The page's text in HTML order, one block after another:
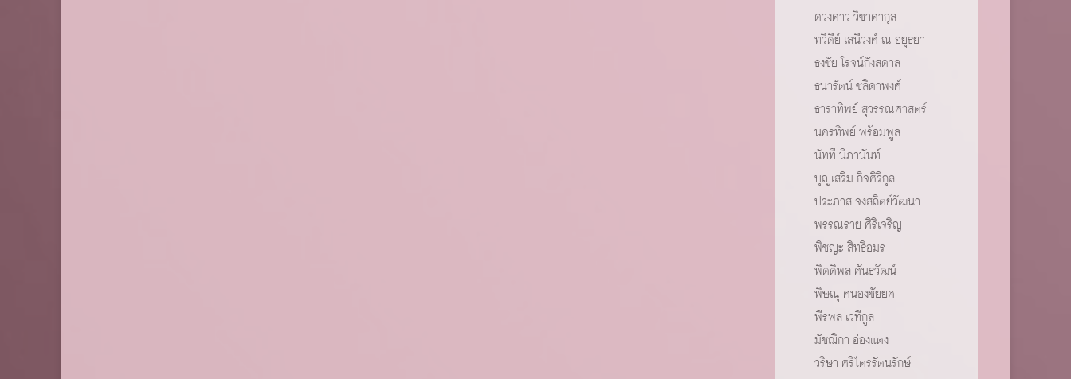
ดวงดาว วิชาดากุล
ทวิตีย์ เสนีวงศ์ ณ อยุธยา
ธงชัย โรจน์กังสดาล
ธนารัตน์ ชลิดาพงศ์
ธาราทิพย์ สุวรรณศาสตร์
นครทิพย์ พร้อมพูล
นัทที นิภานันท์
บุญเสริม กิจศิริกุล
ประภาส จงสถิตย์วัฒนา
พรรณราย ศิริเจริญ
พิชญะ สิทธีอมร
พิตติพล คันธวัฒน์
พิษณุ คนองชัยยศ
พีรพล เวทีกูล
มัชฌิกา อ่องแตง
วริษา ศรีไตรรัตนรักษ์